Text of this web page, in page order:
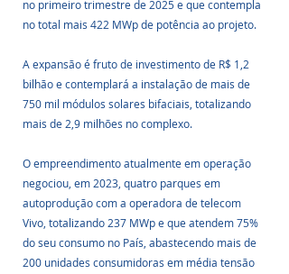
no primeiro trimestre de 2025 e que contempla
no total mais 422 MWp de potência ao projeto.
A expansão é fruto de investimento de R$ 1,2
bilhão e contemplará a instalação de mais de
750 mil módulos solares bifaciais, totalizando
mais de 2,9 milhões no complexo.
O empreendimento atualmente em operação
negociou, em 2023, quatro parques em
autoprodução com a operadora de telecom
Vivo, totalizando 237 MWp e que atendem 75%
do seu consumo no País, abastecendo mais de
200 unidades consumidoras em média tensão